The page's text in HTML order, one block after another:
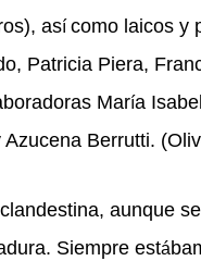
así como laicos y
Patricia Piera,
María
Berrutti.
aunque se
Siempre está